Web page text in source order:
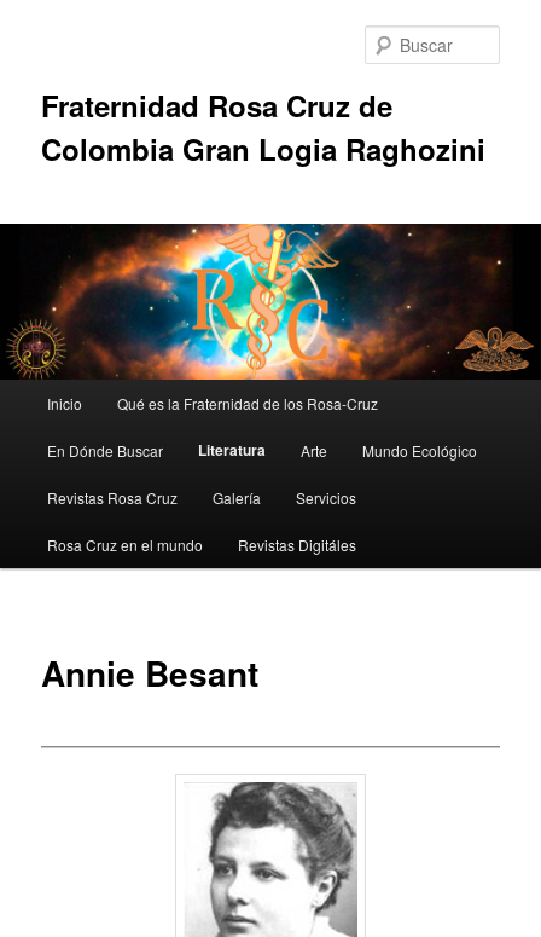
Fraternidad Rosa Cruz de
Colombia Gran Logia Raghozini
principal
Inicio Qué es la Fraternidad de los Rosa-Cruz
En Dónde Buscar Literatura Arte Mundo Ecológico
Revistas Rosa Cruz Galería Servicios
Rosa Cruz en el mundo Revistas Digitáles
Annie Besant